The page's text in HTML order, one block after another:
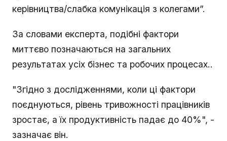
керівництва/слабка комунікація з колегами”.
За словами експерта, подібні фактори
миттєво позначаються на загальних
результатах усіх бізнес та робочих процесах..
"Згідно з дослідженнями, коли ці фактори
поєднуються, рівень тривожності працівників
зростає, а їх продуктивність падає до 40%", -
зазначає він.